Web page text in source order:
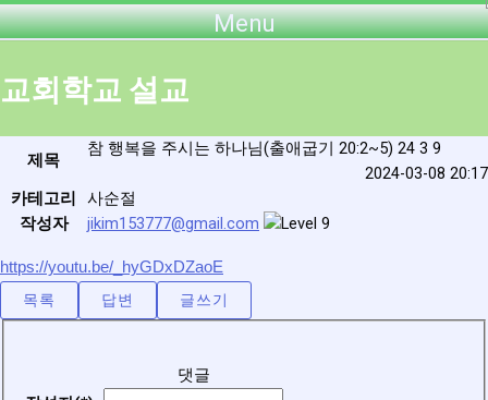
Menu
교회학교 설교
제목
참 행복을 주시는 하나님(출애굽기 20:2~5) 24 3 9
2024-03-08 20:17
카테고리
사순절
작성자
jikim153777@gmail.com
https://youtu.be/_hyGDxDZaoE
목록
답변 글쓰기
댓글